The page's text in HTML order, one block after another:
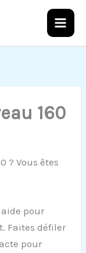
160
? Vous êtes
pour
Faites défiler
pour